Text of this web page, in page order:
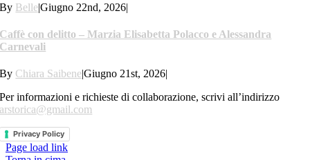
By Belle|Giugno 22nd, 2026|
Caffè con delitto – Marzia Elisabetta Polacco e Alessandra
Carnevali
By Chiara Saibene|Giugno 21st, 2026
Per informazioni e richieste di collaborazione, scrivi all’indirizzo
arstorica@gmail.com
Privacy Policy
Page load link